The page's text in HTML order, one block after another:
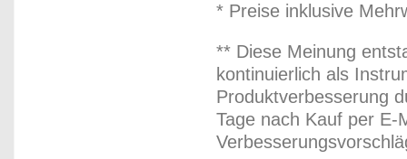
* Preise inklusive
** Diese Meinung
kontinuierlich als
Produktverbesserung
Tage nach Kauf per E-